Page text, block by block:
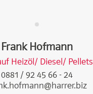
Frank Hofmann
Heizöl/ Diesel/ Pellets
0881 / 92 45 66 - 24